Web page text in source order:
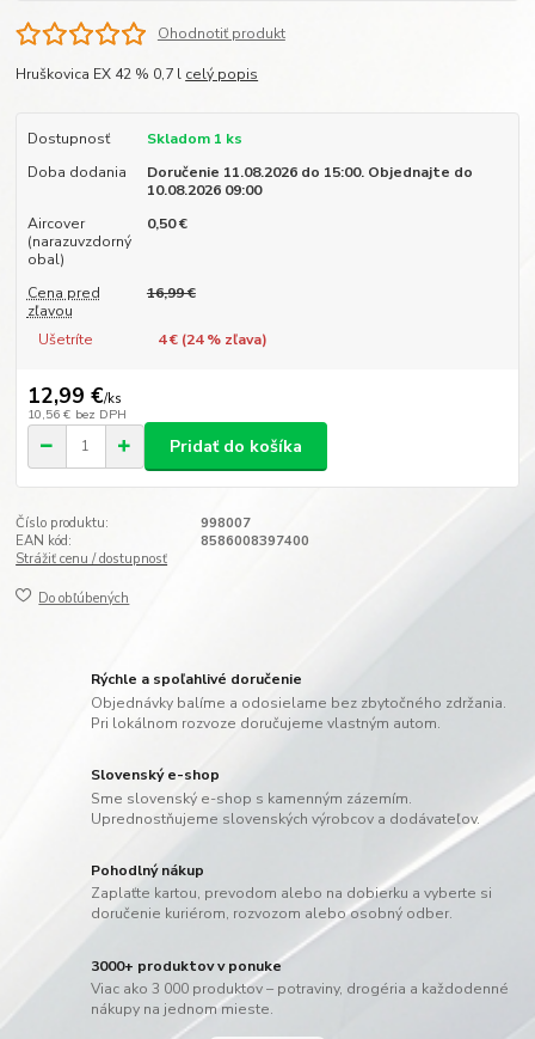
Ohodnotiť produkt
Hruškovica EX 42 % 0,7 l celý popis
Dostupnosť
Skladom 1 ks
Doba dodania
Doručenie 11.08.2026 do 15:00. Objednajte do
10.08.2026 09:00
Aircover
(narazuvzdorný
obal)
0,50 €
Cena pred
zľavou
16,99 €
Ušetríte 4 € (24% zľava)
12,99 €/ks
10,56 € bez DPH
Pridať do košíka
Číslo produktu:
998007
EAN kód:
8586008397400
Strážiť cenu / dostupnosť
Do obľúbených
Rýchle a spoľahlivé doručenie
Objednávky balíme a odosielame bez zbytočného zdržania.
Pri lokálnom rozvoze doručujeme vlastným autom.
Slovenský e-shop
Sme slovenský e-shop s kamenným zázemím.
Uprednostňujeme slovenských výrobcov a dodávateľov.
Pohodlný nákup
Zaplaťte kartou, prevodom alebo na dobierku a vyberte si
doručenie kuriérom, rozvozom alebo osobný odber.
3000+ produktov v ponuke
Viac ako 3 000 produktov – potraviny, drogéria a každodenné
nákupy na jednom mieste.